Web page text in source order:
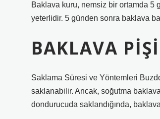
Baklava kuru, nemsiz bir ortamda 5
yeterlidir. 5 günden sonra baklava
BAKLAVA
Saklama Süresi ve Yöntemleri
saklanabilir. Ancak, soğutma
dondurucuda saklandığında,